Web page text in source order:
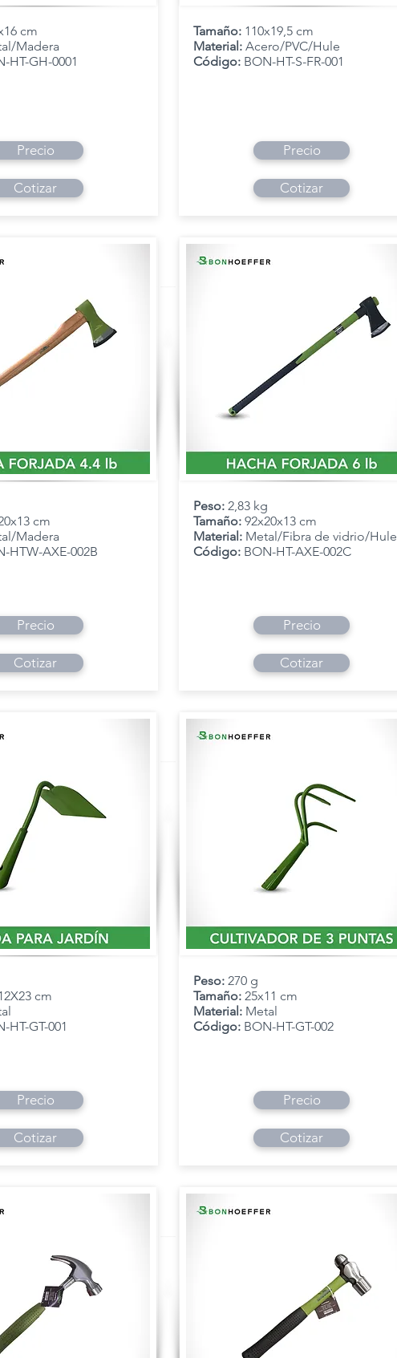
cm
Madera
HT-GH-0001
Precio
Cotizar
cm
Madera
HTW-AXE-002B
Precio
Cotizar
cm
HT-GT-001
Precio
Cotizar
Tamaño: 110x19,5 cm
Material: Acero/PVC/Hule
Código: BON-HT-S-FR-001
Precio
Cotizar
Peso: 2,83 kg
Tamaño: 92x20x13 cm
Material: Metal/Fibra de vidrio/Hule
Código: BON-HT-AXE-002C
Precio
Cotizar
Peso: 270 g
Tamaño: 25x11 cm
Material: Metal
Código: BON-HT-GT-002
Precio
Cotizar